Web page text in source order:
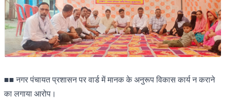
■■ नगर पंचायत प्रशासन पर वार्ड में मानक के अनुरूप विकास कार्य न कराने
का लगाया आरोप।